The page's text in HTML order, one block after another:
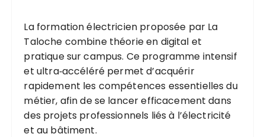
La formation électricien proposée par La
Taloche combine théorie en digital et
pratique sur campus. Ce programme intensif
et ultra‑accéléré permet d’acquérir
rapidement les compétences essentielles du
métier, afin de se lancer efficacement dans
des projets professionnels liés à l’électricité
et au bâtiment.